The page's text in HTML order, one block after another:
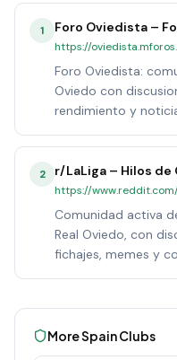
1 Foro Oviedista –
https://
Foro Oviedista:
Oviedo con
rendimiento y
2 r/LaLiga – Hilos de
https://
Comunidad activa
Real Oviedo, con
fichajes, memes y
MoreSpainClubs